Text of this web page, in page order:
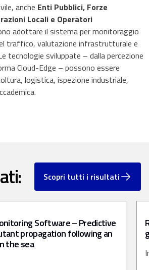
anche Enti Pubblici, Forze
Locali e Operatori
adottare il sistema per monitoraggio
traffico, valutazione infrastrutturale e
tecnologie sviluppate – dalla percezione
Cloud-Edge – possono essere
logistica, ispezione industriale,
Scopri tutti i risultati
Software – Predictive
propagation following an
the sea